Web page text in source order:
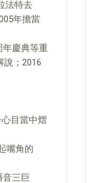
法特去
年擔當
年慶典等重
說；2016
目當中熠
嘴角的
音三巨